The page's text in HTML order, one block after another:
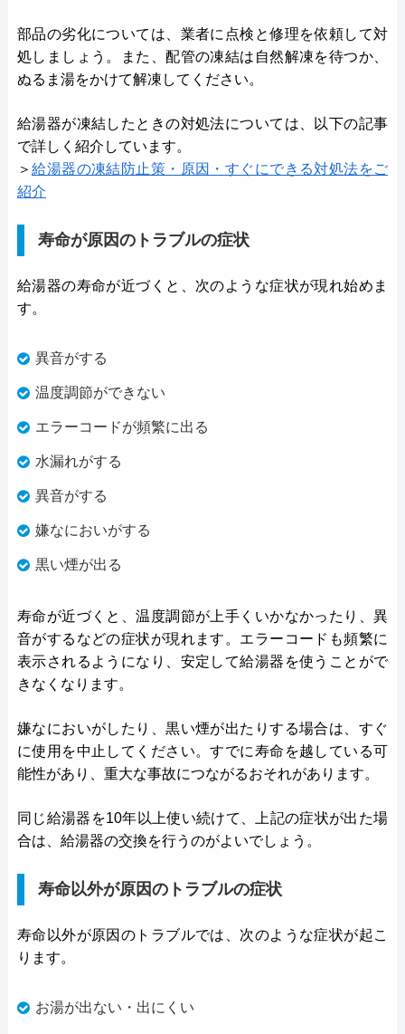
部品の劣化については、業者に点検と修理を依頼して対
処しましょう。また、配管の凍結は自然解凍を待つか、
ぬるま湯をかけて解凍してください。
給湯器が凍結したときの対処法については、以下の記事
で詳しく紹介しています。
＞ 給湯器の凍結防止策・原因・すぐにできる対処法をご
紹介
寿命が原因のトラブルの症状
給湯器の寿命が近づくと、次のような症状が現れ始めま
す。
異音がする
温度調節ができない
エラーコードが頻繁に出る
水漏れがする
異音がする
嫌なにおいがする
黒い煙が出る
寿命が近づくと、温度調節が上手くいかなかったり、異
音がするなどの症状が現れます。エラーコードも頻繁に
表示されるようになり、安定して給湯器を使うことがで
きなくなります。
嫌なにおいがしたり、黒い煙が出たりする場合は、すぐ
に使用を中止してください。すでに寿命を越している可
能性があり、重大な事故につながるおそれがあります。
同じ給湯器を10年以上使い続けて、上記の症状が出た場
合は、給湯器の交換を行うのがよいでしょう。
寿命以外が原因のトラブルの症状
寿命以外が原因のトラブルでは、次のような症状が起こ
ります。
お湯が出ない・出にくい